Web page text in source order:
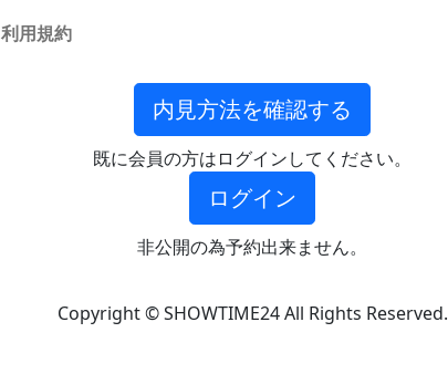
利用規約
内見方法を確認する
既に会員の方はログインしてください。
ログイン
非公開の為予約出来ません。
Copyright © SHOWTIME24 All Rights Reserved.